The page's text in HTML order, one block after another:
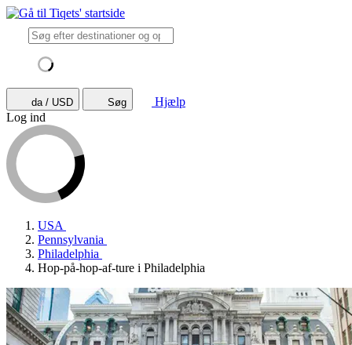
da / USD Søg
Hjælp
Log ind
USA
Pennsylvania
Philadelphia
Hop-på-hop-af-ture i Philadelphia